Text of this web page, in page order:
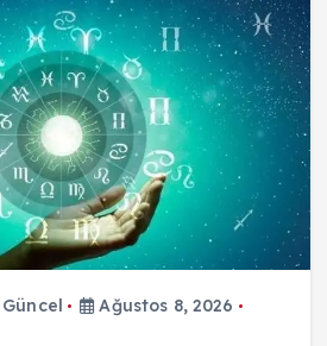
Güncel
Ağustos 8, 2026